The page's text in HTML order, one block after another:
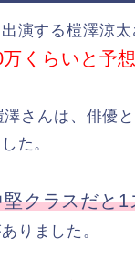
演する榿澤涼太
くらいと予想
さんは、俳優
た。
クラスだと
りました。